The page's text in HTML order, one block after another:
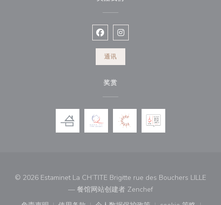
Facebook ((在新窗口中打开))
Instagram ((在新窗口中打开))
通讯
奖赏
© 2026 Estaminet La CH’TITE Brigitte rue des Bouchers LILLE
— 餐馆网站创建者 Zenchef((在新窗口中打开))